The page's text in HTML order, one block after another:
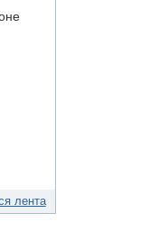
лента